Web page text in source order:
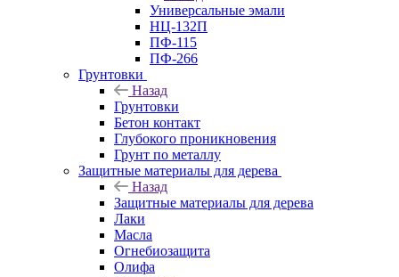
Универсальные эмали
НЦ-132П
ПФ-115
ПФ-266
Грунтовки
Назад
Грунтовки
Бетон контакт
Глубокого проникновения
Грунт по металлу
Защитные материалы для дерева
Назад
Защитные материалы для дерева
Лаки
Масла
Огнебиозащита
Олифа